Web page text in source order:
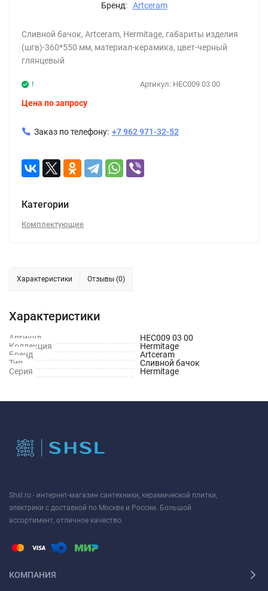
Бренд: Artceram
Сливной бачок, Artceram, Hermitage, габариты изделия
(шгв)-360*550 мм, материал-керамика, цвет-черный
глянцевый
Артикул: HEC009 03 00
!
Цена по запросу
Заказ по телефону: +7 962 971-32-52
Категории
Комплектующие
Характеристики Отзывы (0)
Характеристики
Артикул
HEC009 03 00
Коллекция
Hermitage
Бренд
Artceram
Тип
Сливной бачок
Серия
Hermitage
Shsl.ru - интернет-магазин сантехники, керамической плитки,
электрики с доставкой по Москве и России. Большой
ассортимент, отличное качество.
КОМПАНИЯ